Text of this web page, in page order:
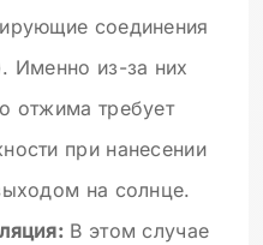
соединения
Именно из-за них
отжима требует
при нанесении
на солнце.
В этом случае